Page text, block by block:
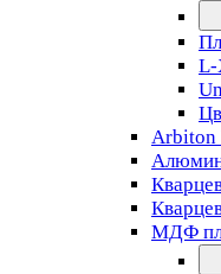
Arbiton
МДФ